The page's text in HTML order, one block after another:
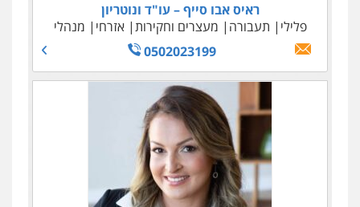
ראיס אבו סייף – עו"ד ונוטריון
פלילי
תעבורה מעצרים וחקירות אזרחי
מנהלי
0502023199